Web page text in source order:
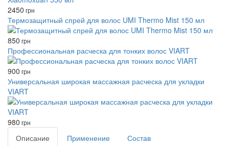
2450 грн
Термозащитный спрей для волос UMI Thermo Mist 150 мл
850 грн
Профессиональная расческа для тонких волос VIART
900 грн
Универсальная широкая массажная расческа для укладки
VIART
980 грн
Описание Применение
Состав